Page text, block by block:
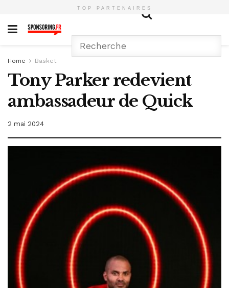
TOP PARTENAIRES
Home Basket
Tony Parker redevient
ambassadeur de Quick
2 mai 2024